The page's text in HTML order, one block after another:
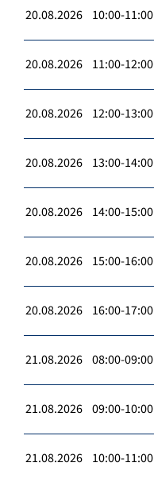
20.08.2026 10:00-11:00
20.08.2026 11:00-12:00
20.08.2026 12:00-13:00
20.08.2026 13:00-14:00
20.08.2026 14:00-15:00
20.08.2026 15:00-16:00
20.08.2026 16:00-17:00
21.08.2026 08:00-09:00
21.08.2026 09:00-10:00
21.08.2026 10:00-11:00